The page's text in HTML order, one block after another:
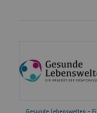
Gesunde Lebenswelten –